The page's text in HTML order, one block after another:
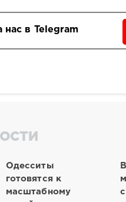
нас в Telegram
Одесситы
готовятся к
масштабному